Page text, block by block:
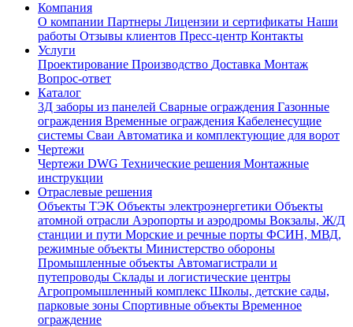
Компания
О компании Партнеры Лицензии и сертификаты Наши
работы Отзывы клиентов Пресс-центр Контакты
Услуги
Проектирование Производство Доставка Монтаж
Вопрос-ответ
Каталог
3Д заборы из панелей Сварные ограждения Газонные
ограждения Временные ограждения Кабеленесущие
системы Cваи Автоматика и комплектующие для ворот
Чертежи
Чертежи DWG Технические решения Монтажные
инструкции
Отраслевые решения
Объекты ТЭК Объекты электроэнергетики Объекты
атомной отрасли Аэропорты и аэродромы Вокзалы, Ж/Д
станции и пути Морские и речные порты ФСИН, МВД,
режимные объекты Министерство обороны
Промышленные объекты Автомагистрали и
путепроводы Склады и логистические центры
Агропромышленный комплекс Школы, детские сады,
парковые зоны Спортивные объекты Временное
ограждение